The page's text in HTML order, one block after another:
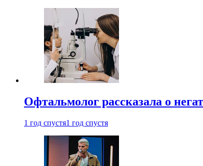
Офтальмолог рассказала о
1 год спустя1 год спустя